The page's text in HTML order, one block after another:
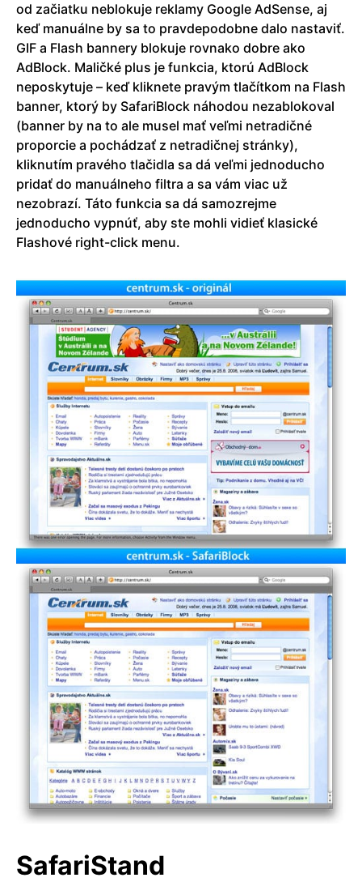
od začiatku neblokuje reklamy Google AdSense, aj
keď manuálne by sa to pravdepodobne dalo nastaviť.
GIF a Flash bannery blokuje rovnako dobre ako
AdBlock. Maličké plus je funkcia, ktorú AdBlock
neposkytuje – keď kliknete pravým tlačítkom na Flash
banner, ktorý by SafariBlock náhodou nezablokoval
(banner by na to ale musel mať veľmi netradičné
proporcie a pochádzať z netradičnej stránky),
kliknutím pravého tlačidla sa dá veľmi jednoducho
pridať do manuálneho filtra a sa vám viac už
nezobrazí. Táto funkcia sa dá samozrejme
jednoducho vypnúť, aby ste mohli vidieť klasické
Flashové right-click menu.
SafariStand